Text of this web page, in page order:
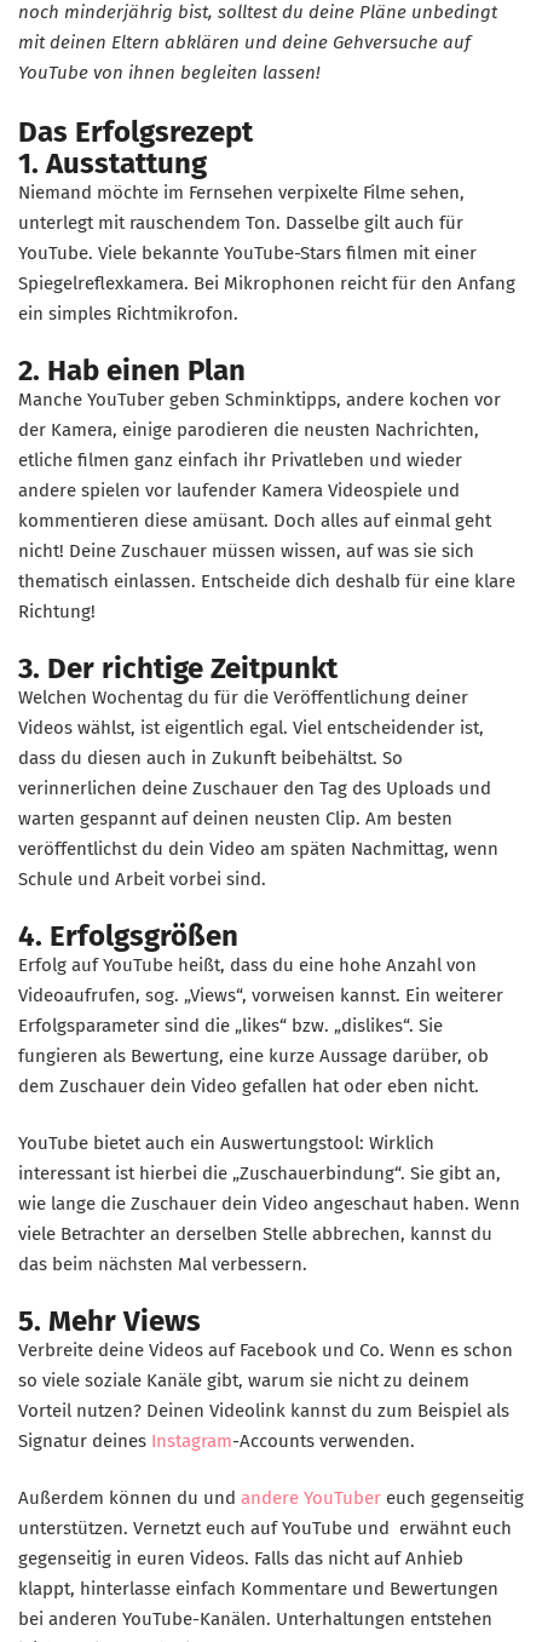
noch minderjährig bist, solltest du deine Pläne unbedingt
mit deinen Eltern abklären und deine Gehversuche auf
YouTube von ihnen begleiten lassen!
Das Erfolgsrezept
1. Ausstattung
Niemand möchte im Fernsehen verpixelte Filme sehen,
unterlegt mit rauschendem Ton. Dasselbe gilt auch für
YouTube. Viele bekannte YouTube-Stars filmen mit einer
Spiegelreflexkamera. Bei Mikrophonen reicht für den Anfang
ein simples Richtmikrofon.
2. Hab einen Plan
Manche YouTuber geben Schminktipps, andere kochen vor
der Kamera, einige parodieren die neusten Nachrichten,
etliche filmen ganz einfach ihr Privatleben und wieder
andere spielen vor laufender Kamera Videospiele und
kommentieren diese amüsant. Doch alles auf einmal geht
nicht! Deine Zuschauer müssen wissen, auf was sie sich
thematisch einlassen. Entscheide dich deshalb für eine klare
Richtung!
3. Der richtige Zeitpunkt
Welchen Wochentag du für die Veröffentlichung deiner
Videos wählst, ist eigentlich egal. Viel entscheidender ist,
dass du diesen auch in Zukunft beibehältst. So
verinnerlichen deine Zuschauer den Tag des Uploads und
warten gespannt auf deinen neusten Clip. Am besten
veröffentlichst du dein Video am späten Nachmittag, wenn
Schule und Arbeit vorbei sind.
4. Erfolgsgrößen
Erfolg auf YouTube heißt, dass du eine hohe Anzahl von
Videoaufrufen, sog. „Views“, vorweisen kannst. Ein weiterer
Erfolgsparameter sind die „likes“ bzw. „dislikes“. Sie
fungieren als Bewertung, eine kurze Aussage darüber, ob
dem Zuschauer dein Video gefallen hat oder eben nicht.
YouTube bietet auch ein Auswertungstool: Wirklich
interessant ist hierbei die „Zuschauerbindung“. Sie gibt an,
wie lange die Zuschauer dein Video angeschaut haben. Wenn
viele Betrachter an derselben Stelle abbrechen, kannst du
das beim nächsten Mal verbessern.
5. Mehr Views
Verbreite deine Videos auf Facebook und Co. Wenn es schon
so viele soziale Kanäle gibt, warum sie nicht zu deinem
Vorteil nutzen? Deinen Videolink kannst du zum Beispiel als
Signatur deines Instagram-Accounts verwenden.
Außerdem können du und andere YouTuber euch gegenseitig
unterstützen. Vernetzt euch auf YouTube und erwähnt euch
gegenseitig in euren Videos. Falls das nicht auf Anhieb
klappt, hinterlasse einfach Kommentare und Bewertungen
bei anderen YouTube-Kanälen. Unterhaltungen entstehen